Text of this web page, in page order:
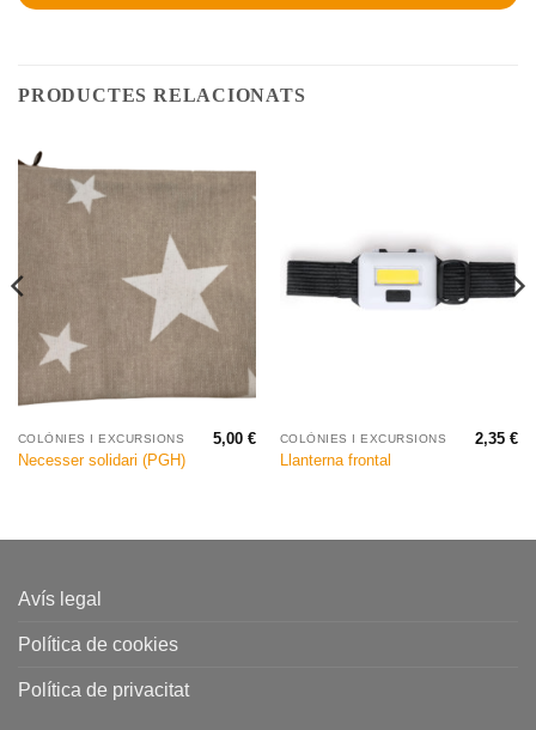
PRODUCTES RELACIONATS
COLÒNIES I EXCURSIONS
Necesser solidari (PGH)
5,00€ COLÒNIES I EXCURSIONS
Llanterna frontal
2,35€
Avís legal
Política de cookies
Política de privacitat